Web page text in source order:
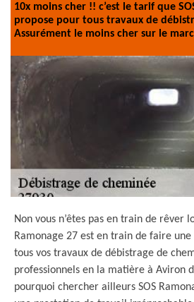
10x moins cher !! c’est le tarif que
propose pour tous travaux de
Assurément le moins cher sur le
Non vous n’êtes pas en train de rêver
Ramonage 27 est en train de faire
tous vos travaux de débistrage de
professionnels en la matière à Aviron
pourquoi chercher ailleurs SOS